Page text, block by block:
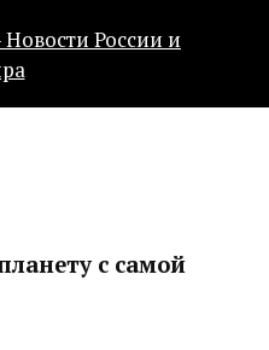
с самой